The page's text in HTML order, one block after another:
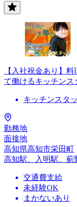
【入社祝金あり】
て働けるキッチンス
キッチンスタ
勤務地
面接地
高知県高知市栄田町
高知駅、入明駅、薊
交通費支給
未経験OK
まかないあり